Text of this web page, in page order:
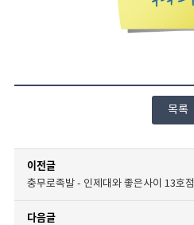
목록
이전글
충무로족발 - 인제대와 좋은사이 13호점
다음글